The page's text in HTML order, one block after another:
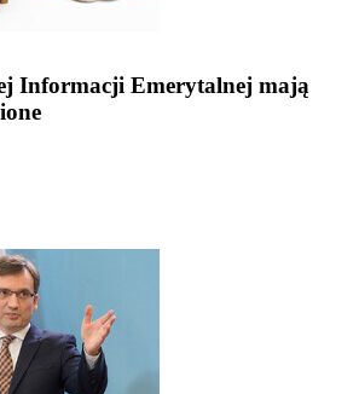
Informacji Emerytalnej mają